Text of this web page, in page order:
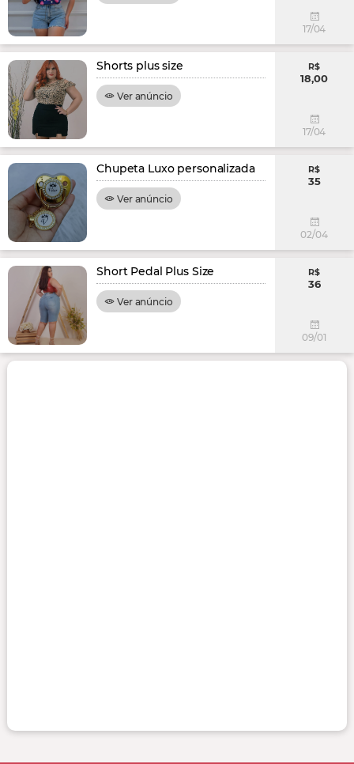
17/04
Shorts plus size
Ver anúncio
R$
18,00
17/04
Chupeta Luxo personalizada
Ver anúncio
R$
35
02/04
Short Pedal Plus Size
Ver anúncio
R$
36
09/01